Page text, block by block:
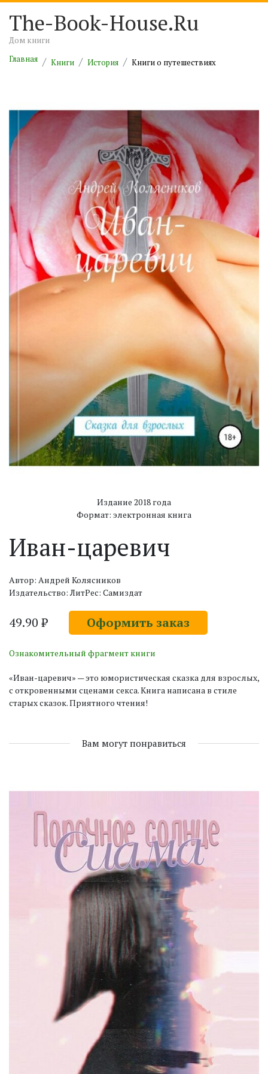
The-Book-House.Ru
Дом книги
Главная
Книги История Книги о путешествиях
Издание 2018 года
Формат: электронная книга
Иван-царевич
Автор: Андрей Колясников
Издательство: ЛитРес: Самиздат
49.90 ₽ Оформить заказ
Ознакомительный фрагмент книги
«Иван-царевич» — это юмористическая сказка для взрослых,
с откровенными сценами секса. Книга написана в стиле
старых сказок. Приятного чтения!
Вам могут понравиться